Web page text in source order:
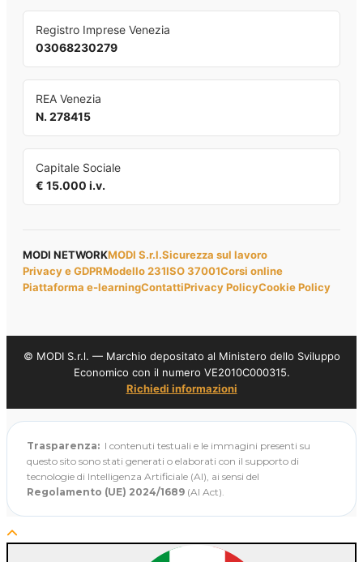
Registro Imprese Venezia
03068230279
REA Venezia
N. 278415
Capitale Sociale
€ 15.000 i.v.
MODI NETWORKMODI S.r.l.Sicurezza sul lavoro
Privacy e GDPRModello 231ISO 37001Corsi online
Piattaforma e-learningContattiPrivacy PolicyCookie Policy
© MODI S.r.l. — Marchio depositato al Ministero dello Sviluppo
Economico con il numero VE2010C000315.
Richiedi informazioni
Trasparenza: I contenuti testuali e le immagini presenti su
questo sito sono stati generati o elaborati con il supporto di
tecnologie di Intelligenza Artificiale (AI), ai sensi del
Regolamento (UE) 2024/1689 (AI Act).